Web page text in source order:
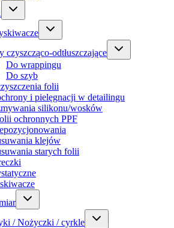
czyszcząco-odtłuszczające
Do wrappingu
Do szyb
folii
i pielęgnacji w detailingu
silikonu/wosków
ochronnych PPF
klejów
starych folii
/ Nożyczki / cyrkle